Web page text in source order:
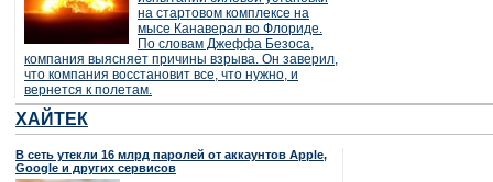
на стартовом комплексе на
мысе Канаверал во Флориде.
По словам Джеффа Безоса,
компания выясняет причины взрыва. Он заверил,
что компания восстановит все, что нужно, и
вернется к полетам.
ХАЙТЕК
В сеть утекли 16 млрд паролей от аккаунтов Apple,
Google и других сервисов